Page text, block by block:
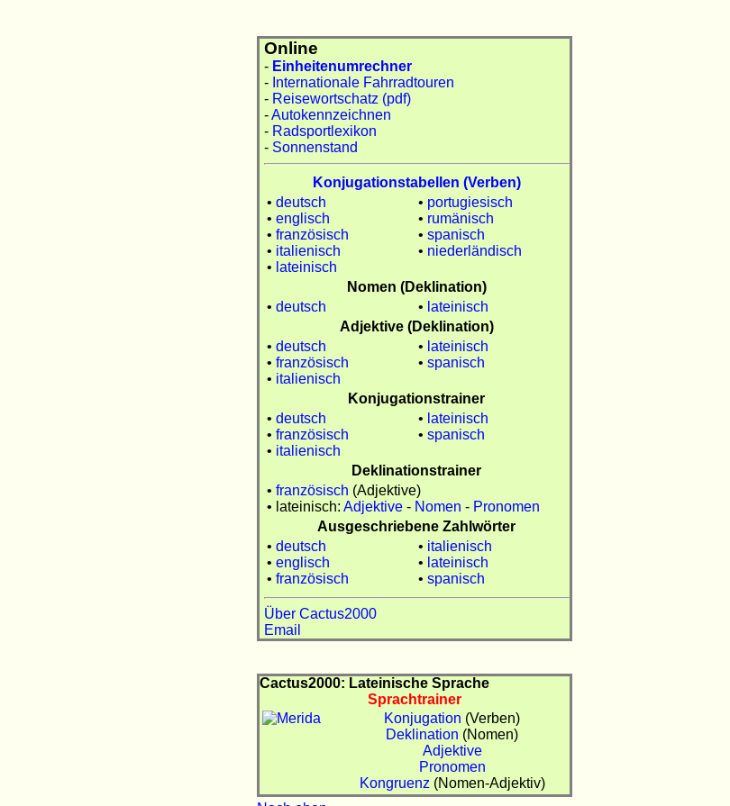
Online
- Einheitenumrechner
- Internationale Fahrradtouren
- Reisewortschatz (pdf)
-Autokennzeichnen
- Radsportlexikon
- Sonnenstand
Konjugationstabellen (Verben)
• deutsch
• englisch
• französisch
• italienisch
• lateinisch
• portugiesisch
• rumänisch
• spanisch
• niederländisch
Nomen (Deklination)
• deutsch • lateinisch
Adjektive (Deklination)
• deutsch
• französisch
• italienisch
• lateinisch
• spanisch
Konjugationstrainer
• deutsch
• französisch
• italienisch
• lateinisch
• spanisch
Deklinationstrainer
• französisch (Adjektive)
• lateinisch: Adjektive- Nomen - Pronomen
Ausgeschriebene Zahlwörter
• deutsch
• englisch
• französisch
• italienisch
• lateinisch
• spanisch
Über Cactus2000
Email
Cactus2000: Lateinische Sprache
Sprachtrainer
Konjugation (Verben)
Deklination (Nomen)
Adjektive
Pronomen
Kongruenz (Nomen-Adjektiv)